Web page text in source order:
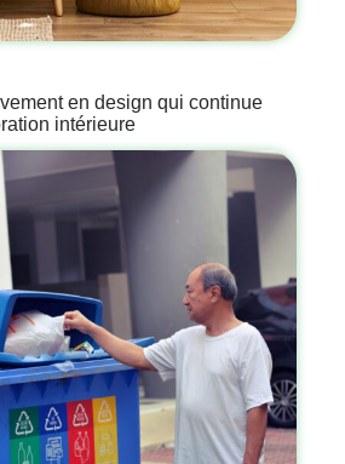
en design qui continue
intérieure